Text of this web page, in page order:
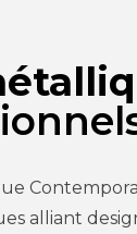
alliant